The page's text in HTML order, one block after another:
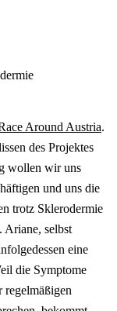
Around Austria.
des Projektes
wollen wir uns
und uns die
trotz Sklerodermie
Ariane, selbst
eine
die Symptome
regelmäßigen